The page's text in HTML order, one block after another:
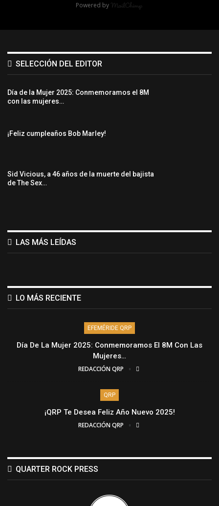
Powered by
SELECCIÓN DEL EDITOR
Día de la Mujer 2025: Conmemoramos el 8M
con las mujeres…
¡Feliz cumpleaños Bob Marley!
Sid Vicious, a 46 años de la muerte del bajista
de The Sex…
LAS MÁS LEÍDAS
LO MÁS RECIENTE
EFEMÉRIDE QRP
Día De La Mujer 2025: Conmemoramos El 8M Con Las
Mujeres…
REDACCIÓN QRP
QRP
¡QRP Te Desea Feliz Año Nuevo 2025!
REDACCIÓN QRP
QUARTER ROCK PRESS